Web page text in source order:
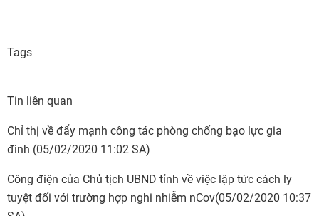
Tags
Tin liên quan
Chỉ thị về đẩy mạnh công tác phòng chống bạo lực gia
đình (05/02/2020 11:02 SA)
Công điện của Chủ tịch UBND tỉnh về việc lập tức cách ly
tuyệt đối với trường hợp nghi nhiễm nCov(05/02/2020 10:37